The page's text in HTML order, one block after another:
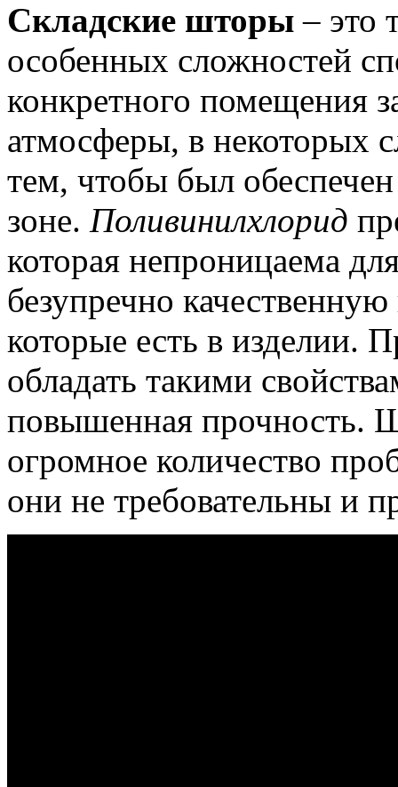
Складские шторы – это
особенных сложностей
конкретного помещения
атмосферы, в некоторых
тем, чтобы был
зоне. Поливинилхлорид
которая непроницаема
безупречно
которые есть в изделии.
обладать такими
повышенная прочность.
огромное количество
они не требовательны и